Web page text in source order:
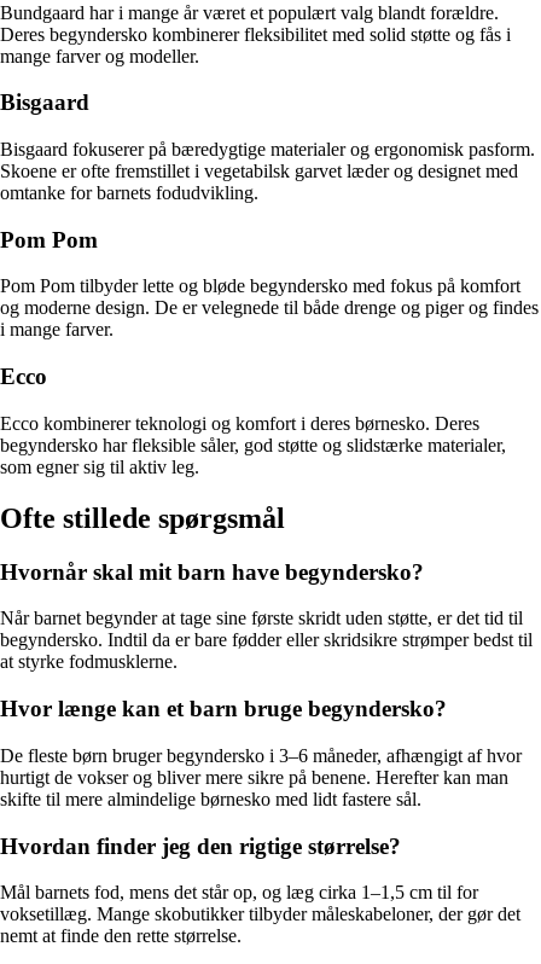
Bundgaard har i mange år været et populært valg blandt forældre.
Deres begyndersko kombinerer fleksibilitet med solid støtte og fås i
mange farver og modeller.
Bisgaard
Bisgaard fokuserer på bæredygtige materialer og ergonomisk pasform.
Skoene er ofte fremstillet i vegetabilsk garvet læder og designet med
omtanke for barnets fodudvikling.
Pom Pom
Pom Pom tilbyder lette og bløde begyndersko med fokus på komfort
og moderne design. De er velegnede til både drenge og piger og findes
i mange farver.
Ecco
Ecco kombinerer teknologi og komfort i deres børnesko. Deres
begyndersko har fleksible såler, god støtte og slidstærke materialer,
som egner sig til aktiv leg.
Ofte stillede spørgsmål
Hvornår skal mit barn have begyndersko?
Når barnet begynder at tage sine første skridt uden støtte, er det tid til
begyndersko. Indtil da er bare fødder eller skridsikre strømper bedst til
at styrke fodmusklerne.
Hvor længe kan et barn bruge begyndersko?
De fleste børn bruger begyndersko i 3–6 måneder, afhængigt af hvor
hurtigt de vokser og bliver mere sikre på benene. Herefter kan man
skifte til mere almindelige børnesko med lidt fastere sål.
Hvordan finder jeg den rigtige størrelse?
Mål barnets fod, mens det står op, og læg cirka 1–1,5 cm til for
voksetillæg. Mange skobutikker tilbyder måleskabeloner, der gør det
nemt at finde den rette størrelse.